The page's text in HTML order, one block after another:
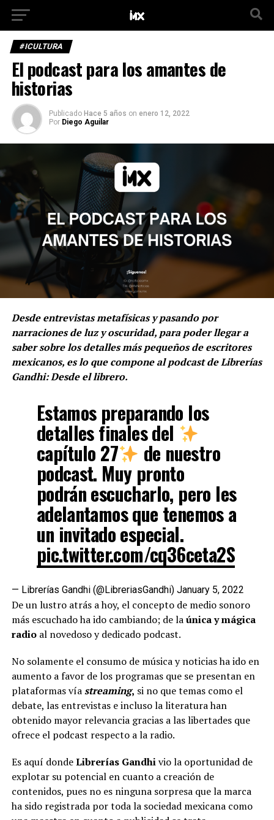
#ICULTURA
El podcast para los amantes de
historias
Publicado Hace 5 años on enero 12, 2022
Por Diego Aguilar
Desde entrevistas metafísicas y pasando por
narraciones de luz y oscuridad, para poder llegar a
saber sobre los detalles más pequeños de escritores
mexicanos, es lo que compone al podcast de Librerías
Gandhi: Desde el librero.
Estamos preparando los
detalles finales del
capítulo 27 de nuestro
podcast. Muy pronto
podrán escucharlo, pero les
adelantamos que tenemos a
un invitado especial.
pic.twitter.com/cq36ceta2S
— Librerías Gandhi (@LibreriasGandhi) January 5, 2022
De un lustro atrás a hoy, el concepto de medio sonoro
más escuchado ha ido cambiando; de laúnica y mágica
radioal novedoso y dedicado podcast.
No solamente el consumo de música y noticias ha ido en
aumento a favor de los programas que se presentan en
plataformas víastreaming, si no que temas como el
debate, las entrevistas e incluso la literatura han
obtenido mayor relevancia gracias a las libertades que
ofrece el podcast respecto a la radio.
Es aquí dondeLibrerías Gandhivio la oportunidad de
explotar su potencial en cuanto a creación de
contenidos, pues no es ninguna sorpresa que la marca
ha sido registrada por toda la sociedad mexicana como